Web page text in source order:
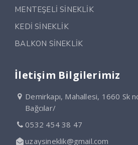
MENTEŞELİ SİNEKLİK
KEDİ SİNEKLİK
BALKON SİNEKLİK
İletişim Bilgilerimiz
Demirkapı, Mahallesi, 1660 Sk
Bağcılar/
0532 454 38 47
uzaysineklik@gmail.com